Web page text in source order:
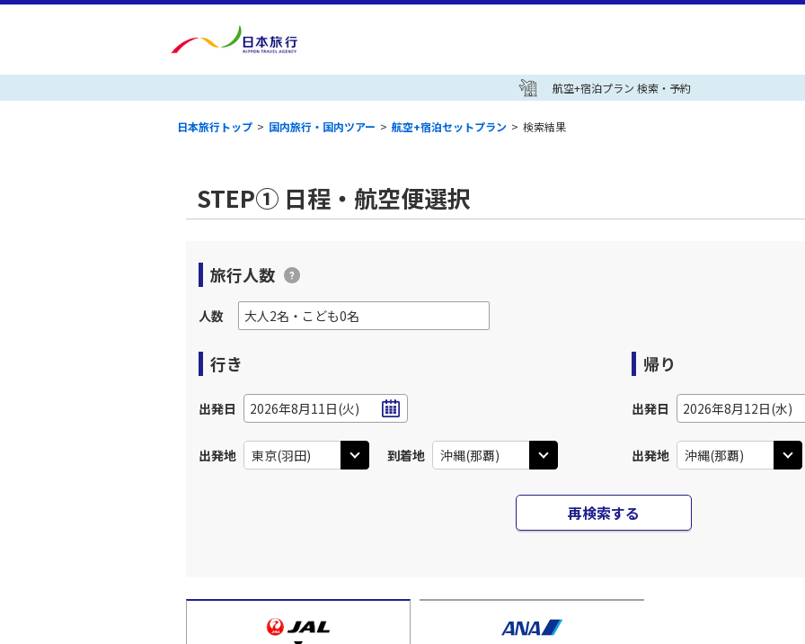
航空+宿泊プラン 検索・予約
日本旅行トップ > 国内旅行・国内ツアー > 航空+宿泊セットプラン > 検索結果
STEP① 日程・航空便選択
旅行人数
人数
行き
出発日 2026年8月11日(火)
出発地 到着地
帰り
出発日 2026年8月12日(水)
出発地
再検索する